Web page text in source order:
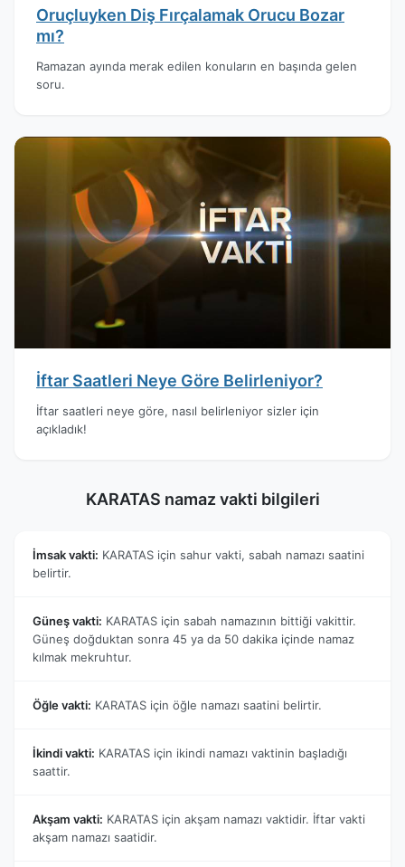
Oruçluyken Diş Fırçalamak Orucu Bozar
mı?
Ramazan ayında merak edilen konuların en başında gelen
soru.
İftar Saatleri Neye Göre Belirleniyor?
İftar saatleri neye göre, nasıl belirleniyor sizler için
açıkladık!
KARATAS namaz vakti bilgileri
İmsak vakti: KARATAS için sahur vakti, sabah namazı saatini
belirtir.
Güneş vakti: KARATAS için sabah namazının bittiği vakittir.
Güneş doğduktan sonra 45 ya da 50 dakika içinde namaz
kılmak mekruhtur.
Öğle vakti: KARATAS için öğle namazı saatini belirtir.
İkindi vakti: KARATAS için ikindi namazı vaktinin başladığı
saattir.
Akşam vakti: KARATAS için akşam namazı vaktidir. İftar vakti
akşam namazı saatidir.